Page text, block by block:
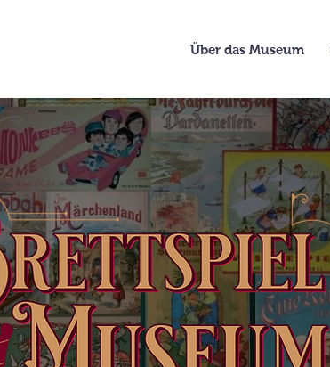
Über das Museum